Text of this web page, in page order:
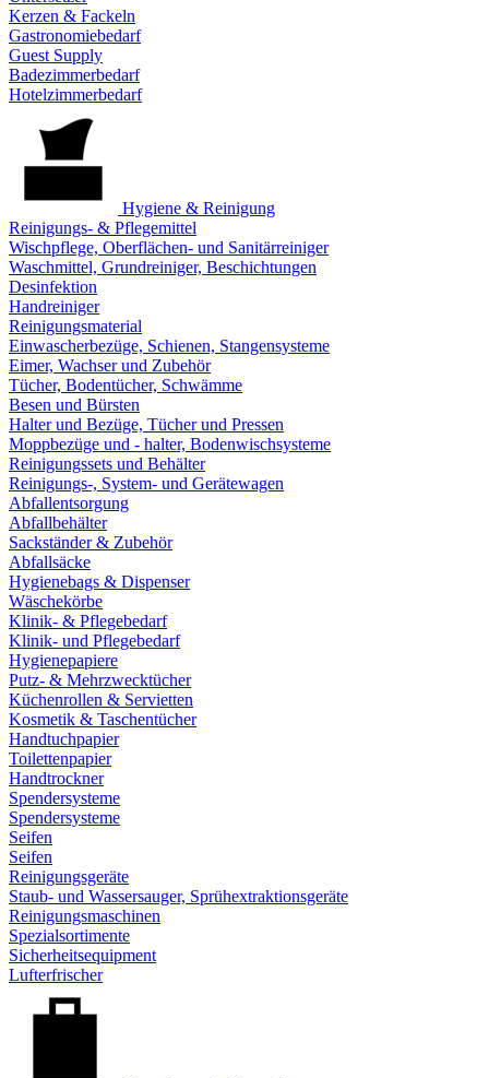
Kerzen & Fackeln
Gastronomiebedarf
Guest Supply
Badezimmerbedarf
Hotelzimmerbedarf
Hygiene & Reinigung
Reinigungs- & Pflegemittel
Wischpflege, Oberflächen- und Sanitärreiniger
Waschmittel, Grundreiniger, Beschichtungen
Desinfektion
Handreiniger
Reinigungsmaterial
Einwascherbezüge, Schienen, Stangensysteme
Eimer, Wachser und Zubehör
Tücher, Bodentücher, Schwämme
Besen und Bürsten
Halter und Bezüge, Tücher und Pressen
Moppbezüge und - halter, Bodenwischsysteme
Reinigungssets und Behälter
Reinigungs-, System- und Gerätewagen
Abfallentsorgung
Abfallbehälter
Sackständer & Zubehör
Abfallsäcke
Hygienebags & Dispenser
Wäschekörbe
Klinik- & Pflegebedarf
Klinik- und Pflegebedarf
Hygienepapiere
Putz- & Mehrzwecktücher
Küchenrollen & Servietten
Kosmetik & Taschentücher
Handtuchpapier
Toilettenpapier
Handtrockner
Spendersysteme
Spendersysteme
Seifen
Seifen
Reinigungsgeräte
Staub- und Wassersauger, Sprühextraktionsgeräte
Reinigungsmaschinen
Spezialsortimente
Sicherheitsequipment
Lufterfrischer